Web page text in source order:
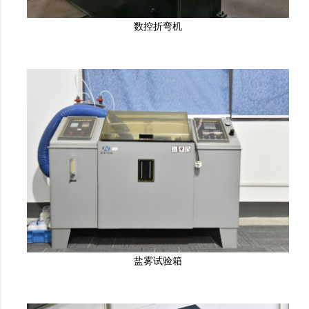
数控折弯机
盐雾试验箱